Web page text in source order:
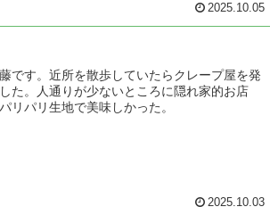
2025.10.05
です。近所を散歩していたらクレープ屋を発
た。人通りが少ないところに隠れ家的お店
リパリ生地で美味しかった。
2025.10.03